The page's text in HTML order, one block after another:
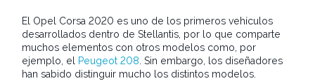
El Opel Corsa 2020 es uno de los primeros vehículos
desarrollados dentro de Stellantis, por lo que comparte
muchos elementos con otros modelos como, por
ejemplo, el Peugeot 208. Sin embargo, los diseñadores
han sabido distinguir mucho los distintos modelos.